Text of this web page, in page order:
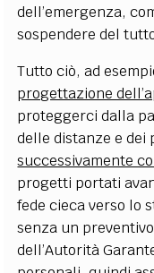
dell’emergenza,
sospendere del
Tutto ciò, ad
progettazione
proteggerci dalla
delle distanze e dei
successivamente
progetti portati
fede cieca verso lo
senza un
dell’Autorità